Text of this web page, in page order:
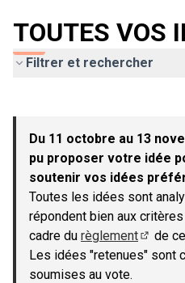
TOUTES VOS
Filtrer et rechercher
−
Du 11 octobre au 13
pu proposer votre idée
soutenir vos idées
Toutes les idées sont
répondent bien aux
cadre du règlement
(Lien
de
Les idées "retenues" sont
soumises au vote.